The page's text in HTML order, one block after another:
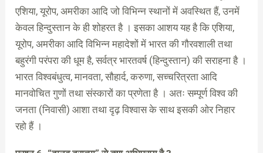
एशिया, यूरोप, अमरीका आदि जो विभिन्न स्थानों में अवस्थित हैं, उनमें
केवल हिन्दुस्तान के ही शोहरत है । इसका आशय यह है कि एशिया,
यूरोप, अमरीका आदि विभिन्न महादेशों में भारत की गौरवशाली तथा
बहुरंगी परंपरा की धूम है, सर्वत्र भारतवर्ष (हिन्दुस्तान) की सराहना है ।
भारत विश्वबंधुत्व, मानवता, सौहार्द, करुणा, सच्चरित्रता आदि
मानवोचित गुणों तथा संस्कारों का प्रणेता है । अतः सम्पूर्ण विश्व की
जनता (निवासी) आशा तथा दृढ़ विश्वास के साथ इसकी ओर निहार
रहो हैं ।